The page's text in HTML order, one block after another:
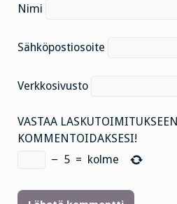
Nimi
Sähköpostiosoite
Verkkosivusto
VASTAA LASKUTOIMITUKSEEN
KOMMENTOIDAKSESI!
− 5 = kolme